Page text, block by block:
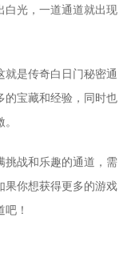
白光，一道通道就出现
是传奇白日门秘密通
的宝藏和经验，同时也
挑战和乐趣的通道，需
果你想获得更多的游戏
！